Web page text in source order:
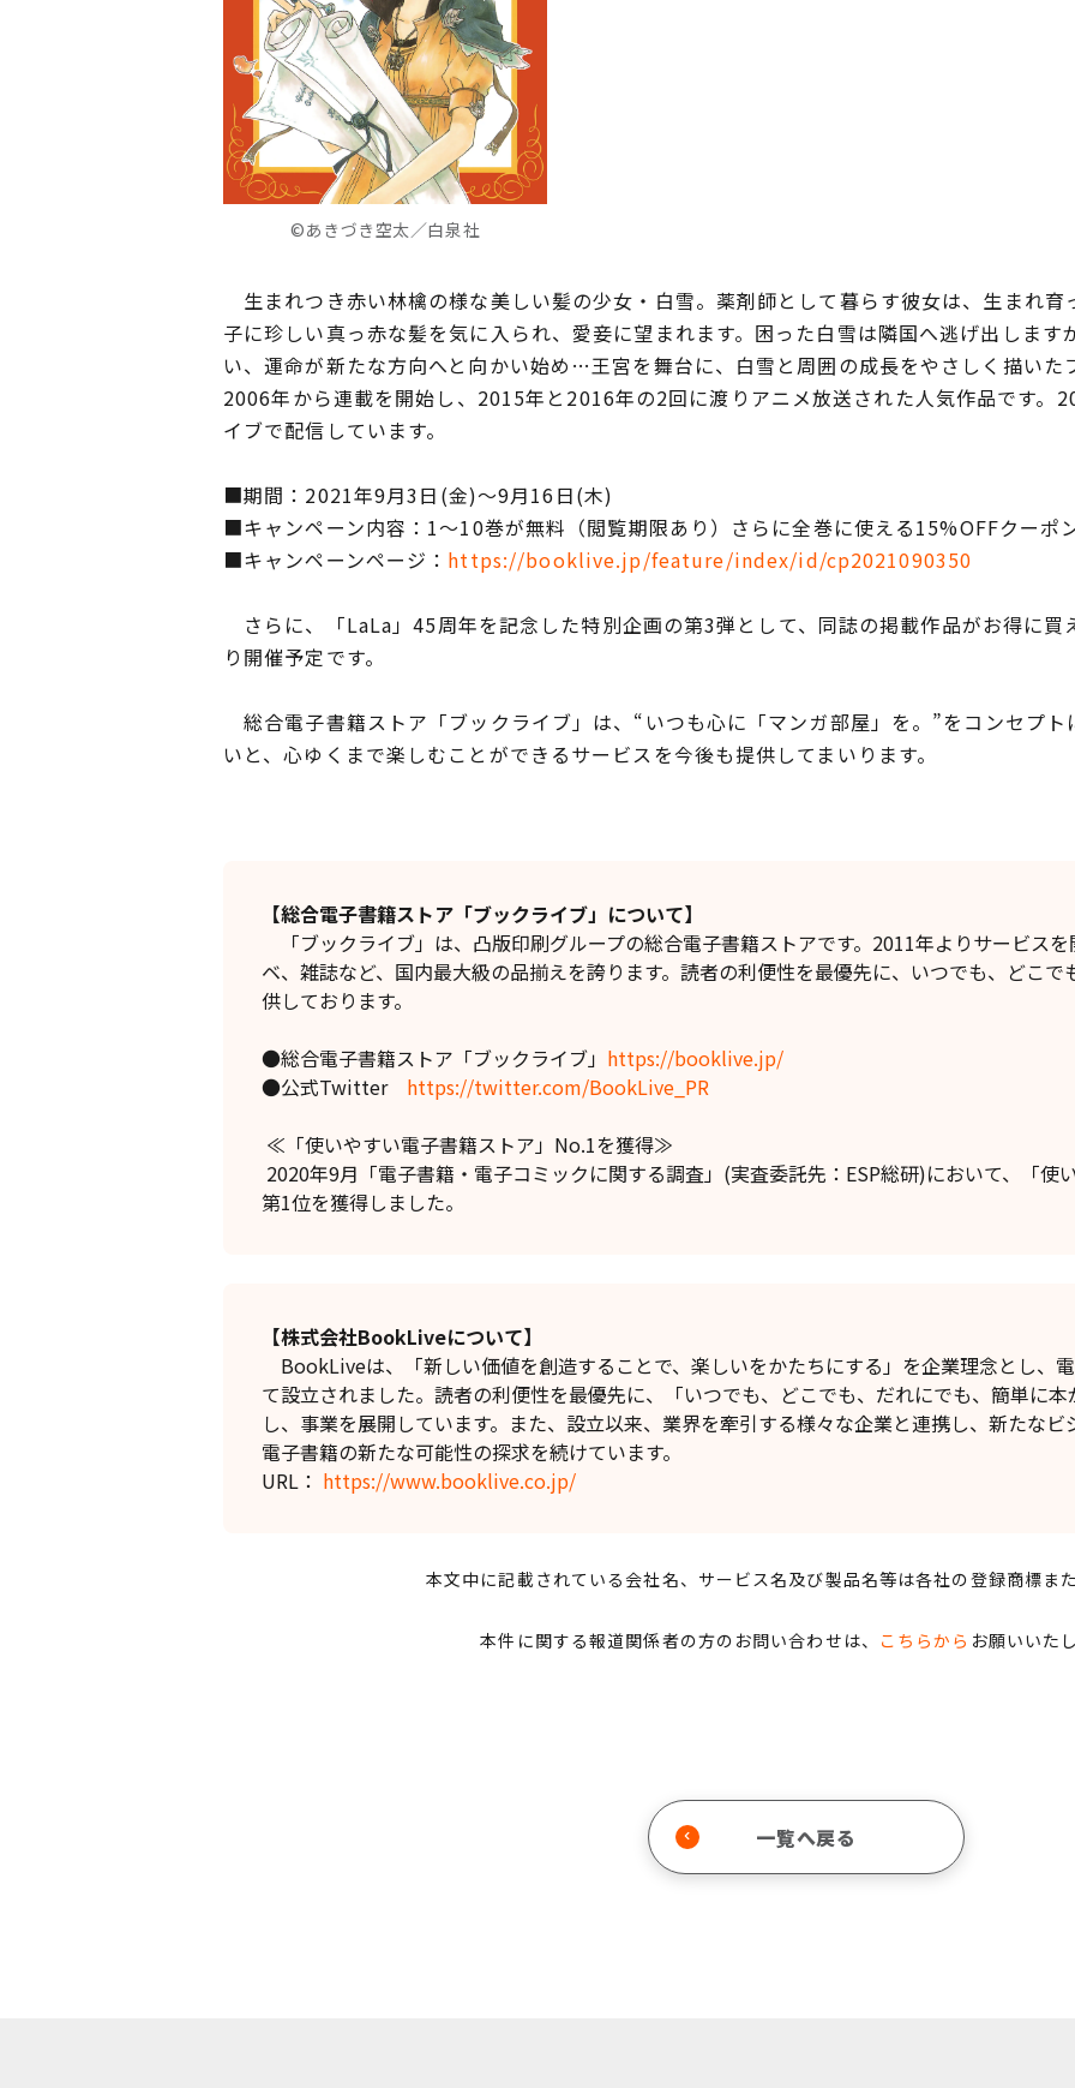
©あきづき空太／白泉社
生まれつき赤い林檎の様な美しい髪の少女・白雪。薬剤師として暮らす彼女は、生まれ
子に珍しい真っ赤な髪を気に入られ、愛妾に望まれます。困った白雪は隣国へ逃げ出しま
い、運命が新たな方向へと向かい始め…王宮を舞台に、白雪と周囲の成長をやさしく描いた
2006年から連載を開始し、2015年と2016年の2回に渡りアニメ放送された人気作品です。
イブで配信しています。
■期間：2021年9月3日(金)～9月16日(木)
■キャンペーン内容：1～10巻が無料（閲覧期限あり）さらに全巻に使える15%OFFクーポ
■キャンペーンページ： https://booklive.jp/feature/index/id/cp2021090350
さらに、「LaLa」45周年を記念した特別企画の第3弾として、同誌の掲載作品がお得に
り開催予定です。
総合電子書籍ストア「ブックライブ」は、“いつも心に「マンガ部屋」を。”をコンセプ
いと、心ゆくまで楽しむことができるサービスを今後も提供してまいります。
【総合電子書籍ストア「ブックライブ」について】
「ブックライブ」は、凸版印刷グループの総合電子書籍ストアです。2011年よりサービス
ベ、雑誌など、国内最大級の品揃えを誇ります。読者の利便性を最優先に、いつでも、どこ
供しております。
●総合電子書籍ストア「ブックライブ」 https://booklive.jp/
●公式Twitter https://twitter.com/BookLive_PR
≪「使いやすい電子書籍ストア」No.1を獲得≫
2020年9月「電子書籍・電子コミックに関する調査」(実査委託先：ESP総研)において、「使
第1位を獲得しました。
【株式会社BookLiveについて】
BookLiveは、「新しい価値を創造することで、楽しいをかたちにする」を企業理念とし、
て設立されました。読者の利便性を最優先に、「いつでも、どこでも、だれにでも、簡単に
し、事業を展開しています。また、設立以来、業界を牽引する様々な企業と連携し、新たな
電子書籍の新たな可能性の探求を続けています。
URL： https://www.booklive.co.jp/
本文中に記載されている会社名、サービス名及び製品名等は各社の登録商標ま
本件に関する報道関係者の方のお問い合わせは、 こちらから お願いいた
一覧へ戻る